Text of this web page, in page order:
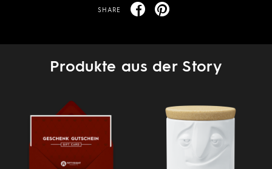
SHARE
Produkte aus der Story